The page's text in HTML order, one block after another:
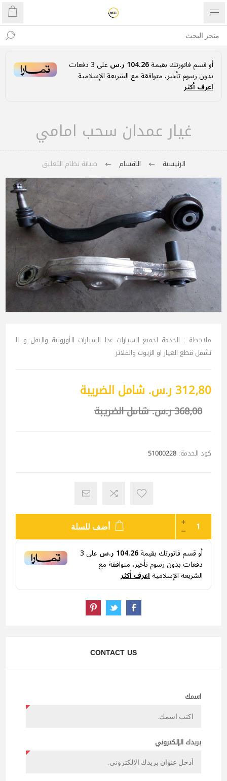
أو قسم فاتورتك بقيمة104.26 ر.س على3دفعات
بدون رسوم تأخير، متوافقة مع الشريعة الإسلامية
اعرف أكثر
غيار عمدان سحب امامي
الرئيسية الاقسام صيانة نظام التعليق
ملاحظة : الخدمة لجميع السيارات عدا السيارات الأوروبية والنقل و لا
تشمل قطع الغيار او الزيوت والفلاتر
312٫80 ر.س.‏ شامل الضريبة
368٫00 ر.س.‏ شامل الضريبة
كود الخدمة: 51000228
أضف للسلة
أو قسم فاتورتك بقيمة104.26 ر.س على3
دفعات بدون رسوم تأخير، متوافقة مع
الشريعة الإسلاميةاعرف أكثر
CONTACT US
اسمك
بريدك الإلكتروني